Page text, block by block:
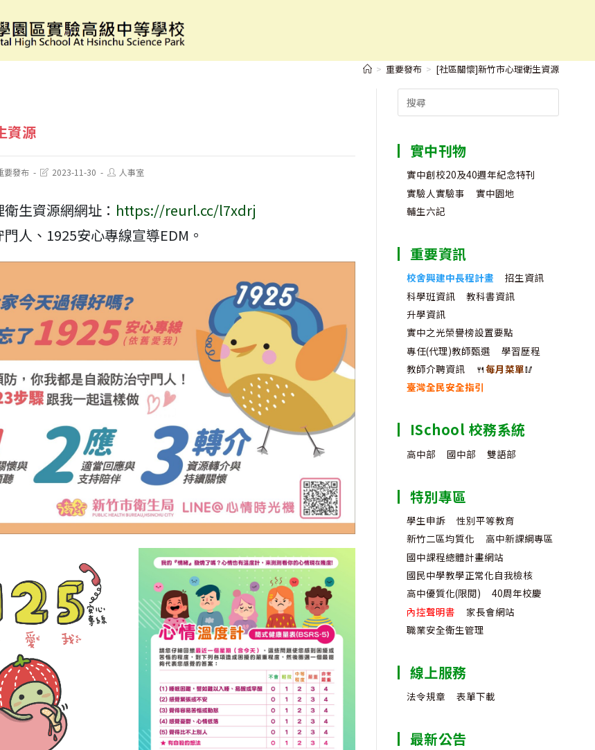
心理衛生資源
> 重要發布 > [社區關懷]新竹市心理衛生資源
資源
要發布
Post2023-11-30
Post人事室
生資源網網址： https://reurl.cc/l7xdrj
人、1925安心專線宣導EDM。
Search
for:
實中刊物
實中創校20及40週年紀念特刊
實驗人實驗事
實中園地
輔生六記
重要資訊
校舍興建中長程計畫
招生資訊
科學班資訊
教科書資訊
升學資訊
實中之光榮譽榜設置要點
專任(代理)教師甄選
學習歷程
教師介聘資訊
🍴每月菜單🥢
臺灣全民安全指引
ISchool 校務系統
高中部 國中部 雙語部
特別專區
學生申訴
性別平等教育
新竹二區均質化
高中新課綱專區
國中課程總體計畫網站
國民中學教學正常化自我檢核
高中優質化(限閱)
40周年校慶
內控聲明書
家長會網站
職業安全衛生管理
線上服務
法令規章 表單下載
最新公告